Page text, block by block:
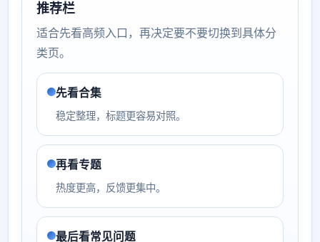
推荐栏
适合先看高频入口，再决定要不要切换到具体分
类页。
先看合集
稳定整理，标题更容易对照。
再看专题
热度更高，反馈更集中。
最后看常见问题